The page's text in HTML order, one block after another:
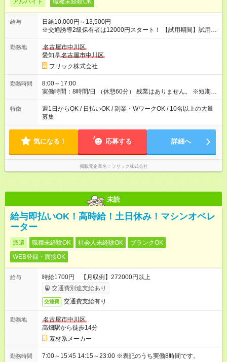
アルバイト 職種未経験OK
給与
日給10,000円～13,500円
※交通誘導2級保有者は12000円スタート！ 【試用期間】試用期
間なし
勤務地
名古屋市中川区
愛知県名古屋市中川区
フリック株式会社
勤務時間
8:00～17:00
実働時間：8時間/日 （休憩60分） 残業はありません。 ※短期の
募集は行っておりません。予めご了承くださいませ。
特徴
週1日からOK / 日払いOK / 副業・WワークOK / 10名以上の大量
募集
気になる！ 応募する 詳細へ
掲載元企業名 フリック株式会社
未読
給与即払いOK！高時給！土日休み！マシンオペレ
ーター
派遣 職種未経験OK 社会人未経験OK
ブランクOK
WEB登録・面接OK
給与
時給1700円 【月収例】272000円以上
交通費別途支給あり
交通費 交通費支給有り
勤務地
名古屋市中川区
高畑駅から徒歩14分
素材系メーカー
勤務時間 7:00～15:45 14:15～23:00 ※表記のうち実働8時間です。